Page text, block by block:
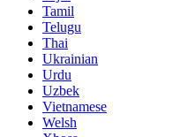
Tamil
Telugu
Thai
Ukrainian
Urdu
Uzbek
Vietnamese
Welsh